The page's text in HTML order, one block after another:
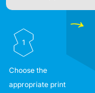
1
Choose the
appropriate print